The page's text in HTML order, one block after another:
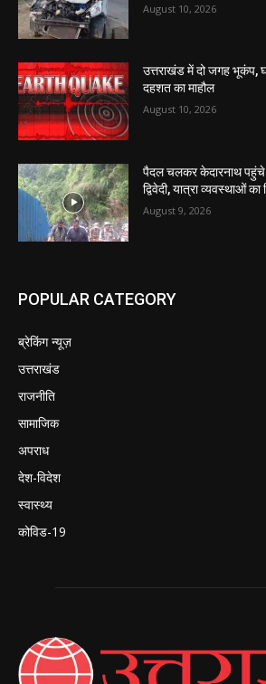
August 10, 2026
उत्तराखंड में दो जगह भूकंप,
दहशत का माहौल
August 10, 2026
पैदल चलकर केदारनाथ पहुंचे
द्विवेदी, यात्रा व्यवस्थाओं का
August 9, 2026
POPULAR CATEGORY
ब्रेकिंग न्यूज़
उत्तराखंड
राजनीति
सामाजिक
अपराध
देश-विदेश
स्वास्थ्य
कोविड-19